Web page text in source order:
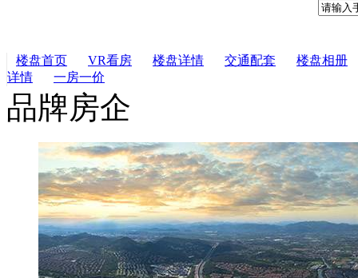
楼盘首页 VR看房 楼盘详情 交通配套
楼盘相册
详情
一房一价
品牌房企